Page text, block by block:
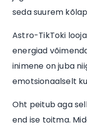
seda suurem
Astro-TikToki
energiad
inimene on juba
emotsionaalselt
Oht peitub aga
end ise toitma.